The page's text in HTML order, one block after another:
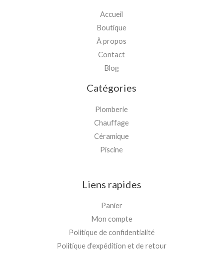
Accueil
Boutique
À propos
Contact
Blog
Catégories
Plomberie
Chauffage
Céramique
Piscine
Liens rapides
Panier
Mon compte
Politique de confidentialité
Politique d’expédition et de retour